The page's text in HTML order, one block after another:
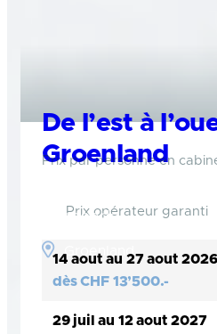
De l’est à
Groenland
du monde
Groenland
Prix par personne en
Prix opérateur garanti
14 aout au 27 aout 2026
dès CHF 13’500.-
29 juil au 12 aout 2027